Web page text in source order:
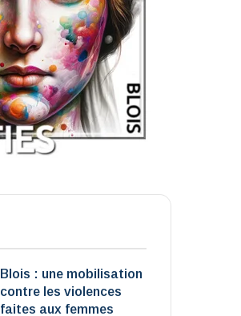
Blois : une mobilisation
contre les violences
faites aux femmes